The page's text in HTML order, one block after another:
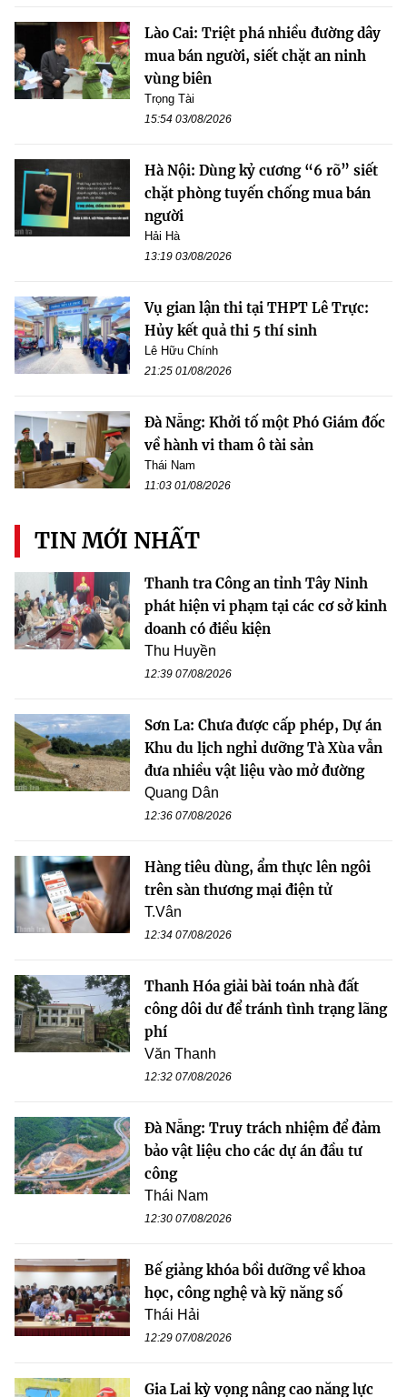
Lào Cai: Triệt phá nhiều đường dây
mua bán người, siết chặt an ninh
vùng biên
Trọng Tài
15:54 03/08/2026
Hà Nội: Dùng kỷ cương “6 rõ” siết
chặt phòng tuyến chống mua bán
người
Hải Hà
13:19 03/08/2026
Vụ gian lận thi tại THPT Lê Trực:
Hủy kết quả thi 5 thí sinh
Lê Hữu Chính
21:25 01/08/2026
Đà Nẵng: Khởi tố một Phó Giám đốc
về hành vi tham ô tài sản
Thái Nam
11:03 01/08/2026
TIN MỚI NHẤT
Thanh tra Công an tỉnh Tây Ninh
phát hiện vi phạm tại các cơ sở kinh
doanh có điều kiện
Thu Huyền
12:39 07/08/2026
Sơn La: Chưa được cấp phép, Dự án
Khu du lịch nghỉ dưỡng Tà Xùa vẫn
đưa nhiều vật liệu vào mở đường
Quang Dân
12:36 07/08/2026
Hàng tiêu dùng, ẩm thực lên ngôi
trên sàn thương mại điện tử
T.Vân
12:34 07/08/2026
Thanh Hóa giải bài toán nhà đất
công dôi dư để tránh tình trạng lãng
phí
Văn Thanh
12:32 07/08/2026
Đà Nẵng: Truy trách nhiệm để đảm
bảo vật liệu cho các dự án đầu tư
công
Thái Nam
12:30 07/08/2026
Bế giảng khóa bồi dưỡng về khoa
học, công nghệ và kỹ năng số
Thái Hải
12:29 07/08/2026
Gia Lai kỳ vọng nâng cao năng lực